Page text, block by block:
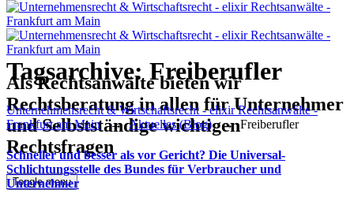
Als Rechtsanwälte bieten wir
Rechtsberatung in allen für Unternehmer
und Selbstständige wichtigen
Rechtsfragen
Toggle menu
Tagsarchive:Freiberufler
Unternehmensrecht & Wirtschaftsrecht - elixir Rechtsanwälte -
Frankfurt am Main →Aktuelles (Blog)→Freiberufler
Schneller und besser als vor Gericht? Die Universal-
Schlichtungsstelle des Bundes für Verbraucher und
Unternehmer